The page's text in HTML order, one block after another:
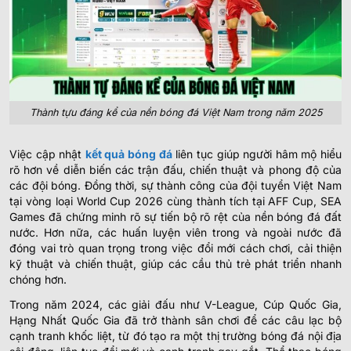
Thành tựu đáng kể của nền bóng đá Việt Nam trong năm 2025
Việc cập nhật kết quả bóng đáliên tục giúp người hâm mộ hiểu
rõ hơn về diễn biến các trận đấu, chiến thuật và phong độ của
các đội bóng. Đồng thời, sự thành công của đội tuyển Việt Nam
tại vòng loại World Cup 2026 cùng thành tích tại AFF Cup, SEA
Games đã chứng minh rõ sự tiến bộ rõ rệt của nền bóng đá đất
nước. Hơn nữa, các huấn luyện viên trong và ngoài nước đã
đóng vai trò quan trọng trong việc đổi mới cách chơi, cải thiện
kỹ thuật và chiến thuật, giúp các cầu thủ trẻ phát triển nhanh
chóng hơn.
Trong năm 2024, các giải đấu như V-League, Cúp Quốc Gia,
Hạng Nhất Quốc Gia đã trở thành sân chơi để các câu lạc bộ
cạnh tranh khốc liệt, từ đó tạo ra một thị trường bóng đá nội địa